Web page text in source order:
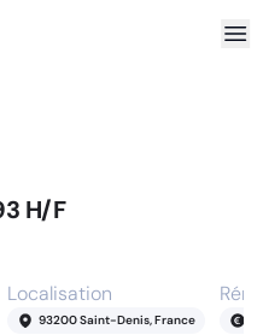
H/F
Localisation
93200 Saint-Denis, France